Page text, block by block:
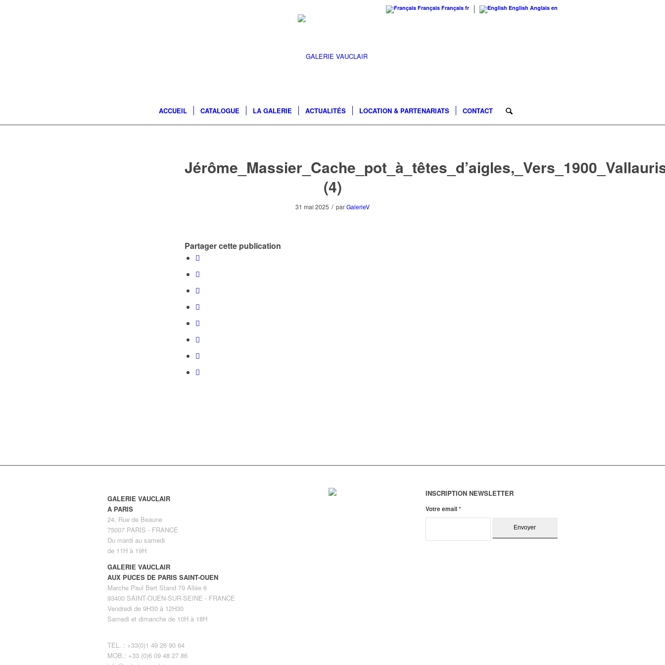
Français Français fr English Anglais en
ACCUEIL CATALOGUE LA GALERIE ACTUALITÉS LOCATION & PARTENARIATS CONTACT
(4)
31 mai 2025 / parGalerieV
Partager cette publication
GALERIE VAUCLAIR
A PARIS
24, Rue de Beaune
75007 PARIS - FRANCE
Du mardi au samedi
de 11H à 19H
GALERIE VAUCLAIR
AUX PUCES DE PARIS SAINT-OUEN
Marche Paul Bert Stand 79 Allée 6
93400 SAINT-OUEN-SUR-SEINE - FRANCE
Vendredi de 9H30 à 12H30
Samedi et dimanche de 10H à 18H
TEL. : +33(0)1 49 26 90 64
MOB.: +33 (0)6 09 48 27 86
INSCRIPTION NEWSLETTER
Votre email*